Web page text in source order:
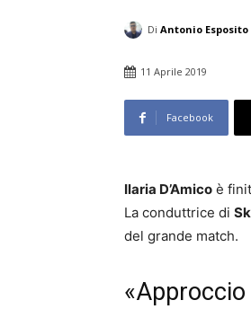
Di Antonio Esposito
11 Aprile 2019
Facebook
Ilaria D’Amico è
La conduttrice di
del grande match.
«Approccio